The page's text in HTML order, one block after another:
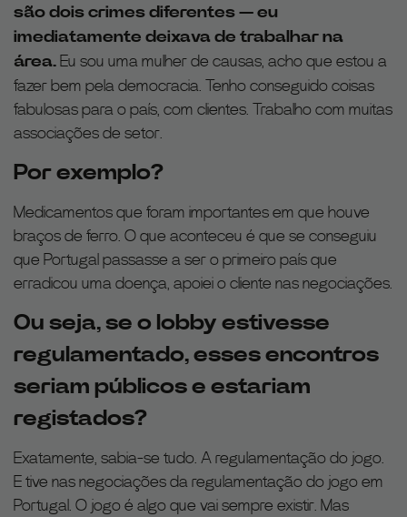
são dois crimes diferentes — eu
imediatamente deixava de trabalhar na
área.Eu sou uma mulher de causas, acho que estou a
fazer bem pela democracia. Tenho conseguido coisas
fabulosas para o país, com clientes. Trabalho com muitas
associações de setor.
Por exemplo?
Medicamentos que foram importantes em que houve
braços de ferro. O que aconteceu é que se conseguiu
que Portugal passasse a ser o primeiro país que
erradicou uma doença, apoiei o cliente nas negociações.
Ou seja, se o lobby estivesse
regulamentado, esses encontros
seriam públicos e estariam
registados?
Exatamente, sabia-se tudo. A regulamentação do jogo.
E tive nas negociações da regulamentação do jogo em
Portugal. O jogo é algo que vai sempre existir. Mas